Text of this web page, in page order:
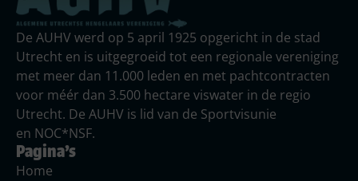
De AUHV werd op 5 april 1925 opgericht in de stad
Utrecht en is uitgegroeid tot een regionale vereniging
met meer dan 11.000 leden en met pachtcontracten
voor méér dan 3.500 hectare viswater in de regio
Utrecht. De AUHV is lid van de Sportvisunie
en NOC*NSF.
Pagina's
Home